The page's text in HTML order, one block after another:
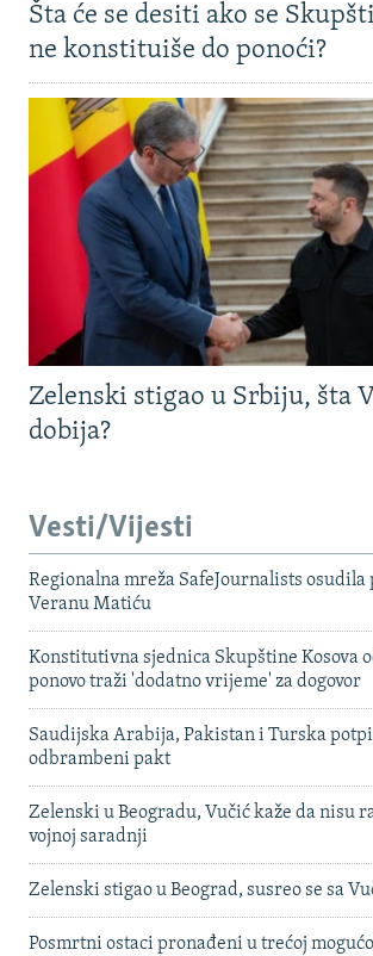
Šta će se desiti ako se
ne konstituiše do ponoći?
Zelenski stigao u Srbiju, šta
dobija?
Vesti/Vijesti
Regionalna mreža SafeJournalists
Veranu Matiću
Konstitutivna sjednica Skupštine Kosova
ponovo traži 'dodatno vrijeme' za dogovor
Saudijska Arabija, Pakistan i Turska
odbrambeni pakt
Zelenski u Beogradu, Vučić kaže da nisu
vojnoj saradnji
Zelenski stigao u Beograd, susreo se sa
Posmrtni ostaci pronađeni u trećoj